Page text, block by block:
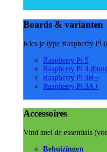
Boards & varianten
Kies je type Raspberry Pi
Raspberry Pi 5
Raspberry Pi 4
Raspberry Pi 3B+
Raspberry Pi 3A+
Accessoires
Vind snel de essentials
Behuizingen